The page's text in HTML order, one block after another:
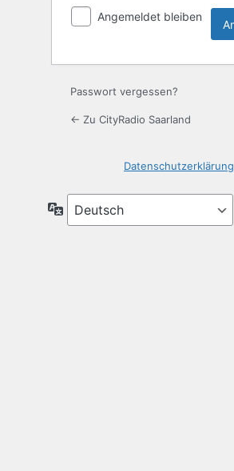
Angemeldet bleiben
Passwort vergessen?
← Zu CityRadio Saarland
Datenschutzerklärung
Sprache